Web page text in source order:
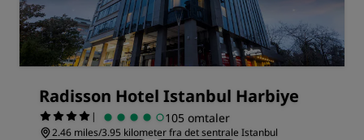
Radisson Hotel Istanbul Harbiye
| 105 omtaler
2.46 miles/3.95 kilometer fra det sentrale Istanbul